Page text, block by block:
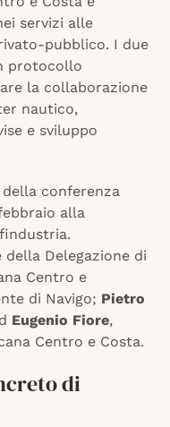
servizi alle
pubblico. I due
protocollo
la collaborazione
nautico,
e sviluppo
conferenza
alla
della Delegazione di
Centro e
di Navigo; Pietro
Eugenio Fiore,
Centro e Costa.
di